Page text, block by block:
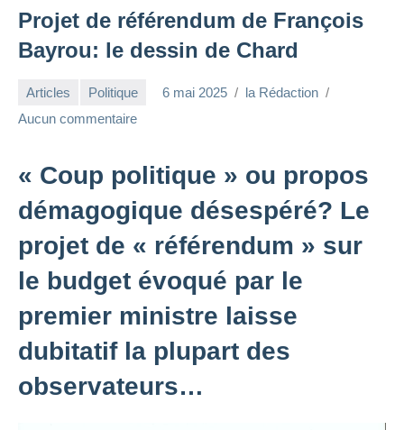
Projet de référendum de François
Bayrou: le dessin de Chard
Articles Politique 6 mai 2025
la Rédaction
Aucun commentaire
« Coup politique » ou propos
démagogique désespéré? Le
projet de « référendum » sur
le budget évoqué par le
premier ministre laisse
dubitatif la plupart des
observateurs…